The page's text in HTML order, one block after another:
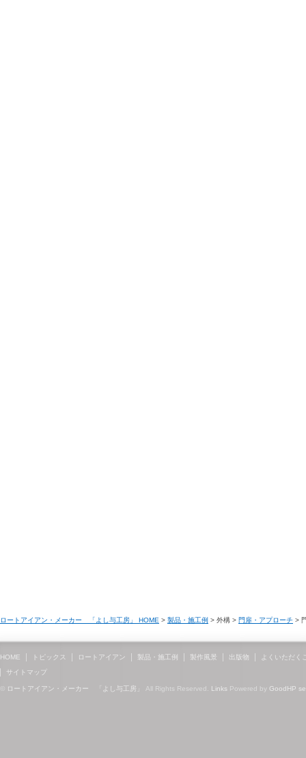
ロートアイアン・メーカー 「よし与工房」 HOME > 製品・施工例 > 外構 > 門扉・アプローチ >
HOME トピックス ロートアイアン 製品・施工例 製作風景 出版物
よくいただく
サイトマップ
ロートアイアン・メーカー 「よし与工房」 All Rights Reserved. Links Powered by GoodHP